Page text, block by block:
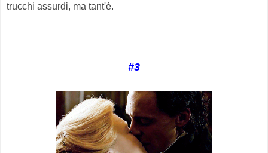
trucchi assurdi, ma tant'è.
#3